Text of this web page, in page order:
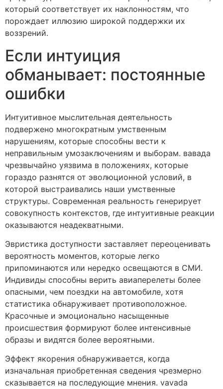
который соответствует их наклонностям, что
порождает иллюзию широкой поддержки их
воззрений.
Если интуиция
обманывает: постоянные
ошибки
Интуитивное мыслительная деятельность
подвержено многократным умственным
нарушениям, которые способны вести к
неправильным умозаключениям и выборам. вавада
чрезвычайно уязвима в положениях, которые
гораздо разнятся от эволюционной условий, в
которой выстраивались наши умственные
структуры. Современная реальность генерирует
совокупность контекстов, где интуитивные реакции
оказываются неадекватными.
Эвристика доступности заставляет переоценивать
вероятность моментов, которые легко
припоминаются или нередко освещаются в СМИ.
Индивиды способны верить авиаперелеты более
опасными, чем поездки на автомобиле, хотя
статистика обнаруживает противоположное.
Красочные и эмоционально насыщенные
происшествия формируют более интенсивные
образы и видятся более вероятными.
Эффект якорения обнаруживается, когда
изначальная приобретенная сведения чрезмерно
сказывается на последующие мнения. vavada